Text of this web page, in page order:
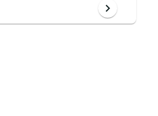
chevron_right